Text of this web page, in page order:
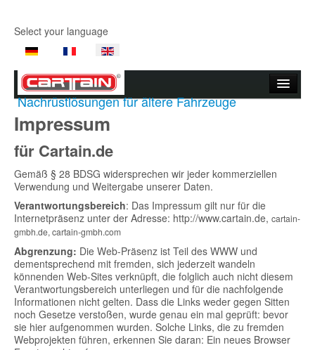
Select your language
Nachrüstlösungen für ältere Fahrzeuge
Start page
Products
Product Videos
Support
Contact Us
Where to buy
Impressum
für Cartain.de
Gemäß § 28 BDSG widersprechen wir jeder kommerziellen
Verwendung und Weitergabe unserer Daten.
Verantwortungsbereich: Das Impressum gilt nur für die
Internetpräsenz unter der Adresse: http://www.cartain.de, cartain-
gmbh.de, cartain-gmbh.com
Abgrenzung: Die Web-Präsenz ist Teil des WWW und
dementsprechend mit fremden, sich jederzeit wandeln
könnenden Web-Sites verknüpft, die folglich auch nicht diesem
Verantwortungsbereich unterliegen und für die nachfolgende
Informationen nicht gelten. Dass die Links weder gegen Sitten
noch Gesetze verstoßen, wurde genau ein mal geprüft: bevor
sie hier aufgenommen wurden. Solche Links, die zu fremden
Webprojekten führen, erkennen Sie daran: Ein neues Browser